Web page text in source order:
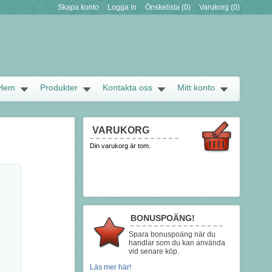
Skapa konto Logga in Önskelista (0) Varukorg (0)
Mitt konto
Kontakta oss
Produkter
VARUKORG
Din varukorg är tom.
BONUSPOÄNG!
Spara bonuspoäng när du
handlar som du kan använda
vid senare köp.
Läs mer här!